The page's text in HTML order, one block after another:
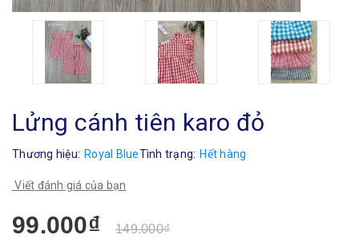
Lửng cánh tiên karo đỏ
Thương hiệu: Royal BlueTình trạng: Hết hàng
Viết đánh giá của bạn
99.000₫ 149.000₫